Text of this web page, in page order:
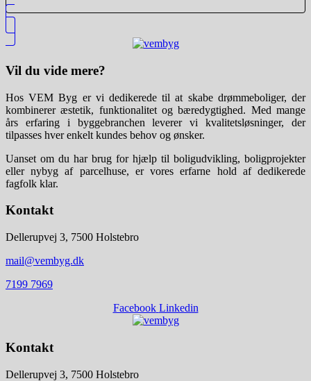
Vil du vide mere?
Hos VEM Byg er vi dedikerede til at skabe drømmeboliger, der
kombinerer æstetik, funktionalitet og bæredygtighed. Med mange
års erfaring i byggebranchen leverer vi kvalitetsløsninger, der
tilpasses hver enkelt kundes behov og ønsker.
Uanset om du har brug for hjælp til boligudvikling, boligprojekter
eller nybyg af parcelhuse, er vores erfarne hold af dedikerede
fagfolk klar.
Kontakt
Dellerupvej 3, 7500 Holstebro
mail@vembyg.dk
7199 7969
Facebook Linkedin
Kontakt
Dellerupvej 3, 7500 Holstebro